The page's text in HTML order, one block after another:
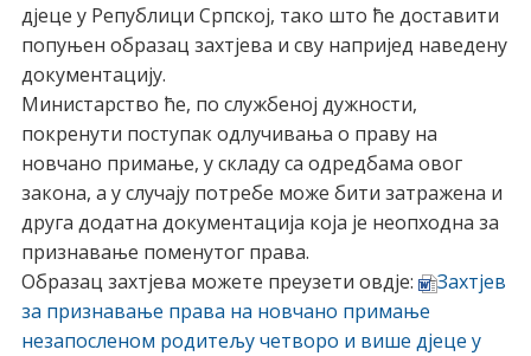
дјеце у Републици Српској, тако што ће доставити
попуњен образац захтјева и сву напријед наведену
документацију.
Министарство ће, по службеној дужности,
покренути поступак одлучивања о праву на
новчано примање, у складу са одредбама овог
закона, а у случају потребе може бити затражена и
друга додатна документација која је неопходна за
признавање поменутог права.
Образац захтјева можете преузети овдје:
Захтјев
за признавање права на новчано примање
незапосленом родитељу четворо и више дјеце у